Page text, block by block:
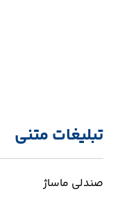
تبلیغات متنی
صندلی ماساژ